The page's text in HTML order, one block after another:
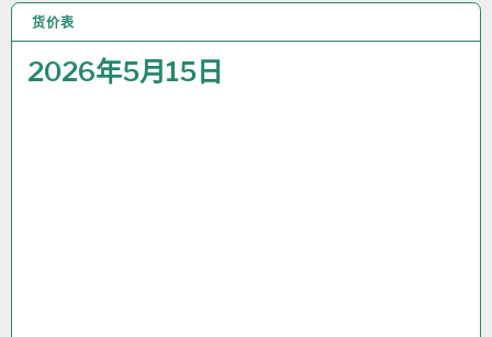
货价表
2026年5月15日
15 5月 2026